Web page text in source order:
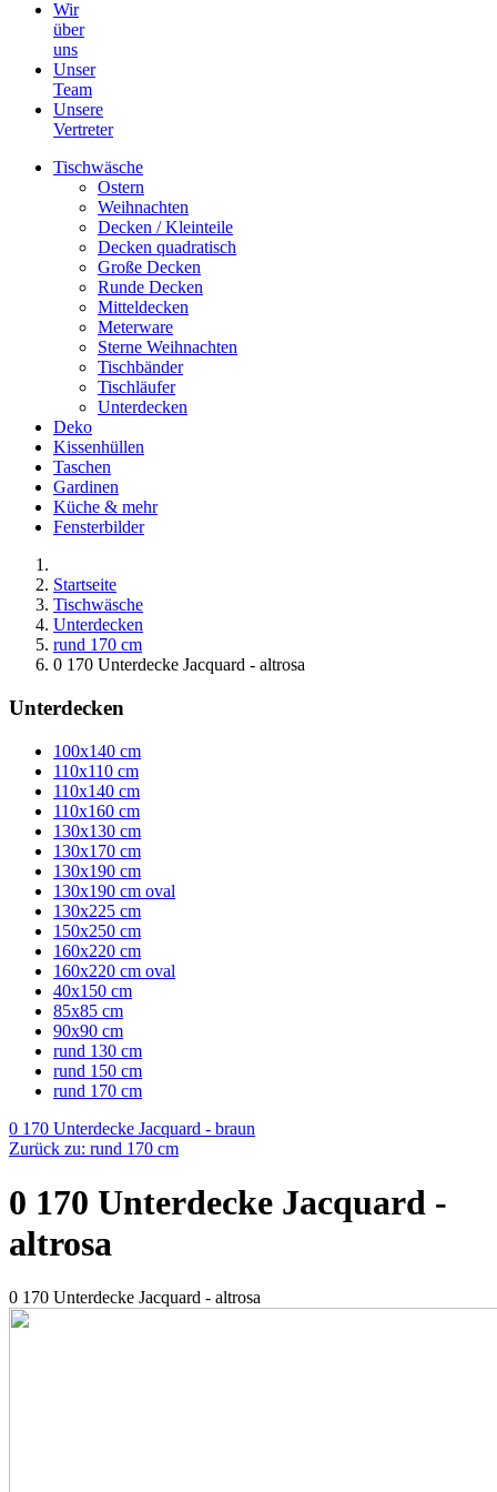
Wir
über
uns
Unser
Team
Unsere
Vertreter
Tischwäsche
Ostern
Weihnachten
Decken / Kleinteile
Decken quadratisch
Große Decken
Runde Decken
Mitteldecken
Meterware
Sterne Weihnachten
Tischbänder
Tischläufer
Unterdecken
Deko
Kissenhüllen
Taschen
Gardinen
Küche & mehr
Fensterbilder
Startseite
Tischwäsche
Unterdecken
rund 170 cm
0 170 Unterdecke Jacquard - altrosa
Unterdecken
100x140 cm
110x110 cm
110x140 cm
110x160 cm
130x130 cm
130x170 cm
130x190 cm
130x190 cm oval
130x225 cm
150x250 cm
160x220 cm
160x220 cm oval
40x150 cm
85x85 cm
90x90 cm
rund 130 cm
rund 150 cm
rund 170 cm
0 170 Unterdecke Jacquard - braun
Zurück zu: rund 170 cm
0 170 Unterdecke Jacquard -
altrosa
0 170 Unterdecke Jacquard - altrosa